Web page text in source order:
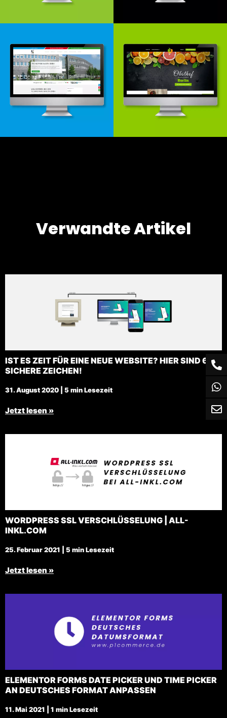
Webdesign- & Entwicklung Website Relaunch
Webdesign & -entwicklung Webdesign & -entwicklung
Verwandte Artikel
IST ES ZEIT FÜR EINE NEUE WEBSITE? HIER SIND 6
SICHERE ZEICHEN!
31. August 2020 | 5 min Lesezeit
Jetzt lesen »
WORDPRESS SSL VERSCHLÜSSELUNG | ALL-
INKL.COM
25. Februar 2021 | 5 min Lesezeit
Jetzt lesen »
ELEMENTOR FORMS DATE PICKER UND TIME PICKER
AN DEUTSCHES FORMAT ANPASSEN
11. Mai 2021 | 1 min Lesezeit